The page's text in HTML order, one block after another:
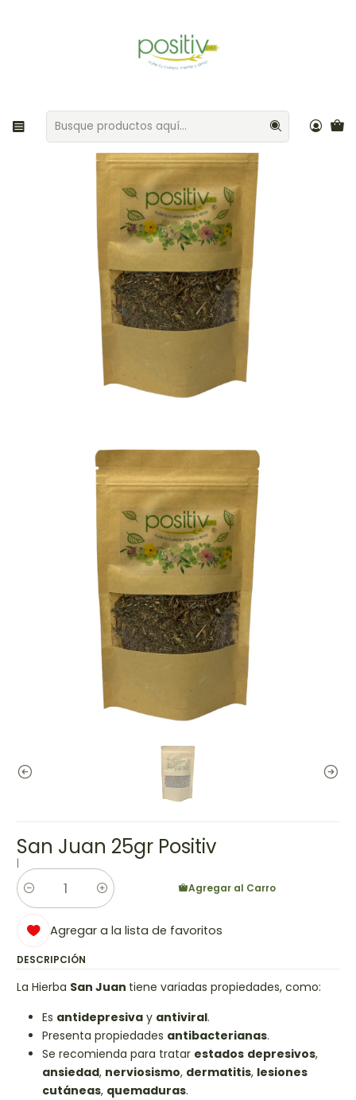
Café / Hierbas / Té San Juan 25gr Positiv
San Juan 25gr Positiv
|
Cantidad
Agregar al Carro
Agregar a la lista de favoritos
DESCRIPCIÓN
La Hierba San Juan tiene variadas propiedades, como:
Es antidepresiva y antiviral.
Presenta propiedades antibacterianas.
Se recomienda para tratar estados depresivos,
ansiedad, nerviosismo, dermatitis, lesiones
cutáneas, quemaduras.